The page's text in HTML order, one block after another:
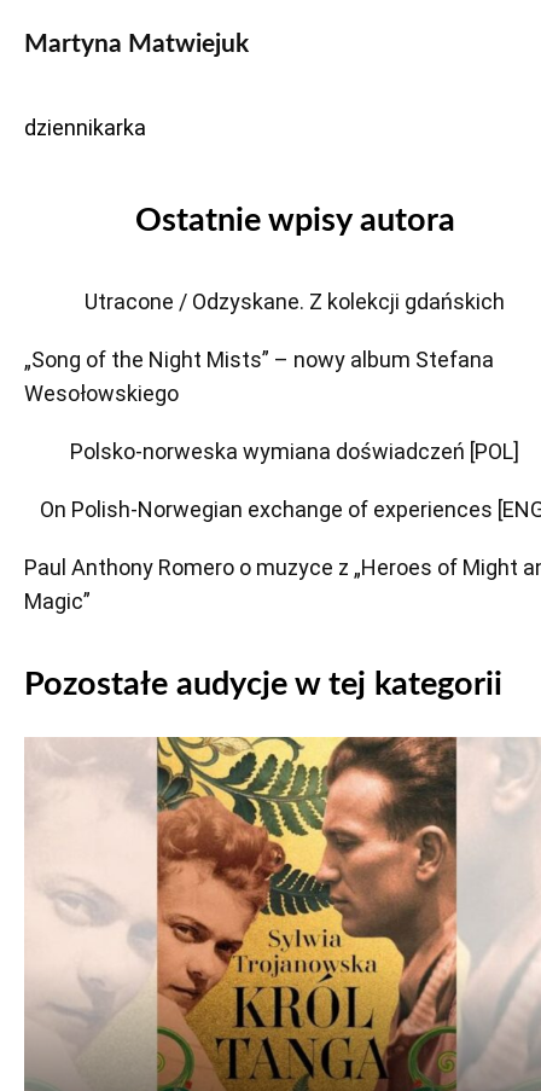
Martyna Matwiejuk
dziennikarka
Ostatnie wpisy autora
Utracone / Odzyskane. Z kolekcji gdańskich
„Song of the Night Mists” – nowy album Stefana
Wesołowskiego
Polsko-norweska wymiana doświadczeń [POL]
On Polish-Norwegian exchange of experiences
Paul Anthony Romero o muzyce z „Heroes of Might
Magic”
Pozostałe audycje w tej kategorii
plików